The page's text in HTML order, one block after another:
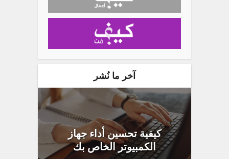
آخر ما نُشر
كيفية تحسين أداء جهاز
الكمبيوتر الخاص بك